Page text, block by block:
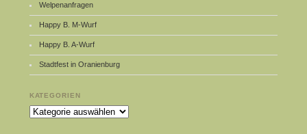
Welpenanfragen
Happy B. M-Wurf
Happy B. A-Wurf
Stadtfest in Oranienburg
KATEGORIEN
Kategorien